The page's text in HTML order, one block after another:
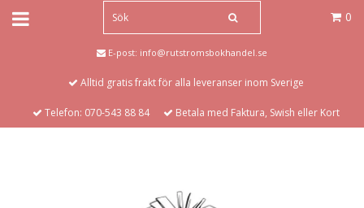
0
E-post: info@rutstromsbokhandel.se
Alltid gratis frakt för alla leveranser inom Sverige
Telefon: 070-543 88 84 Betala med Faktura, Swish eller Kort